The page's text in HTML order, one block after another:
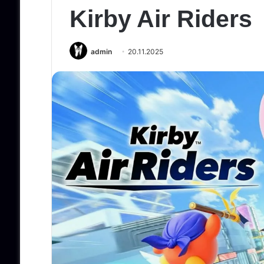
Kirby Air Riders
admin 20.11.2025